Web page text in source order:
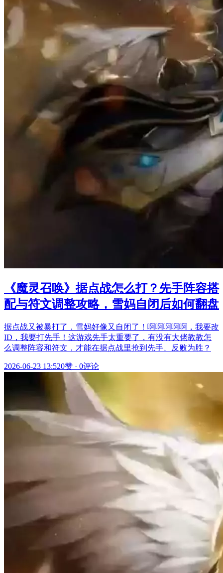
《魔灵召唤》据点战怎么打？先手阵容搭
配与符文调整攻略，雪妈自闭后如何翻盘
据点战又被暴打了，雪妈好像又自闭了！啊啊啊啊啊，我要改
ID，我要打先手！这游戏先手太重要了，有没有大佬教教怎
么调整阵容和符文，才能在据点战里抢到先手、反败为胜？
2026-06-23 13:520赞 · 0评论